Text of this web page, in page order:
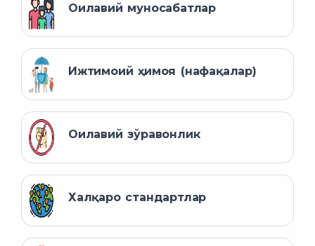
Оилавий муносабатлар
Ижтимоий ҳимоя (нафақалар)
Оилавий зўравонлик
Халқаро стандартлар